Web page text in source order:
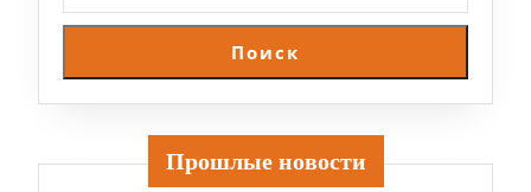
Поиск
Прошлые новости